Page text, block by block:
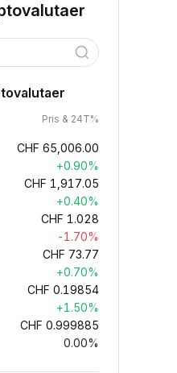
Pris & 24T%
CHF 65,006.00
+0.90%
CHF 1,917.05
+0.40%
CHF 1.028
-1.70%
CHF 73.77
+0.70%
CHF 0.19854
+1.50%
CHF 0.999885
0.00%